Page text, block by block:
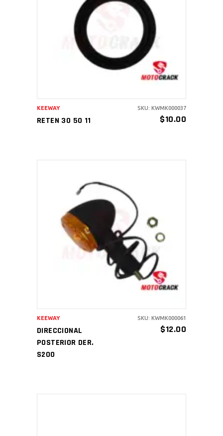
AÑADIR AL CARRITO
RETEN 30 50 11 $10.00
KEEWAY SKU: KWMK000037
AÑADIR AL CARRITO
DIRECCIONAL
POSTERIOR DER.
S200
$12.00
KEEWAY SKU: KWMK000061